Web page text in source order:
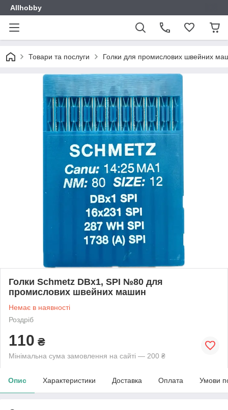
Allhobby
Товари та послуги Голки для промислових швейних
Голки Schmetz DBx1, SPI №80 для
промислових швейних машин
Немає в наявності
Роздріб
110 ₴
Мінімальна сума замовлення на сайті — 200 ₴
Опис Характеристики Доставка Оплата Умови